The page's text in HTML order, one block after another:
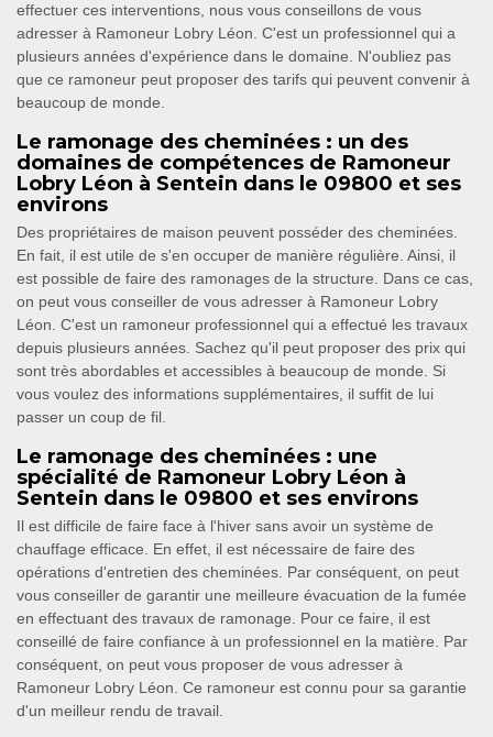
effectuer ces interventions, nous vous conseillons de vous
adresser à Ramoneur Lobry Léon. C'est un professionnel qui a
plusieurs années d'expérience dans le domaine. N'oubliez pas
que ce ramoneur peut proposer des tarifs qui peuvent convenir à
beaucoup de monde.
Le ramonage des cheminées : un des
domaines de compétences de Ramoneur
Lobry Léon à Sentein dans le 09800 et ses
environs
Des propriétaires de maison peuvent posséder des cheminées.
En fait, il est utile de s'en occuper de manière régulière. Ainsi, il
est possible de faire des ramonages de la structure. Dans ce cas,
on peut vous conseiller de vous adresser à Ramoneur Lobry
Léon. C'est un ramoneur professionnel qui a effectué les travaux
depuis plusieurs années. Sachez qu'il peut proposer des prix qui
sont très abordables et accessibles à beaucoup de monde. Si
vous voulez des informations supplémentaires, il suffit de lui
passer un coup de fil.
Le ramonage des cheminées : une
spécialité de Ramoneur Lobry Léon à
Sentein dans le 09800 et ses environs
Il est difficile de faire face à l'hiver sans avoir un système de
chauffage efficace. En effet, il est nécessaire de faire des
opérations d'entretien des cheminées. Par conséquent, on peut
vous conseiller de garantir une meilleure évacuation de la fumée
en effectuant des travaux de ramonage. Pour ce faire, il est
conseillé de faire confiance à un professionnel en la matière. Par
conséquent, on peut vous proposer de vous adresser à
Ramoneur Lobry Léon. Ce ramoneur est connu pour sa garantie
d'un meilleur rendu de travail.